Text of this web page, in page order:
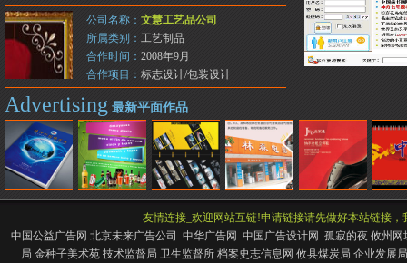
公司名称： 文慧工艺品公司
所属类别： 工艺制品
合作时间： 2008年9月
合作项目： 标志设计/包装设计
Advertising 最新平面作品
友情连接_欢迎网站互链!申请链接请先做好本站链接
中国公益广告网 北京未来广告公司 中华广告网 中国广告设计网 孤寂的夜 攸州网
局 金种子美术苑 技术监督局 卫生监督所 档案史志信息网 攸县煤炭局 企业发展